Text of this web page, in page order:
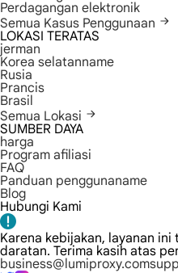
Perdagangan elektronik
Semua Kasus Penggunaan
LOKASI TERATAS
jerman
Korea selatanname
Rusia
Prancis
Brasil
Semua Lokasi
SUMBER DAYA
harga
Program afiliasi
FAQ
Panduan penggunaname
Blog
Hubungi Kami
Karena kebijakan, layanan
daratan. Terima kasih atas
business@lumiproxy.com